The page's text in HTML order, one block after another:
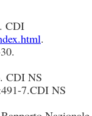
CDI
.
CDI NS
7.CDI NS